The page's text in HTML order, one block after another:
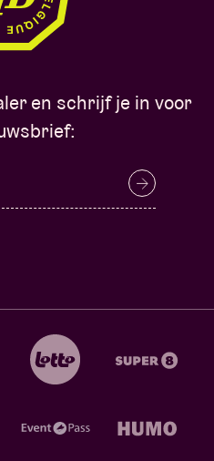
en schrijf je in voor